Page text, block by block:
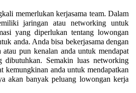
memerlukan kerjasama team. Dalam
jaringan atau networking untuk
yang diperlukan tentang lowongan
anda. Anda bisa bekerjasama dengan
atau pun kenalan anda untuk mendapat
dibutuhkan. Semakin luas networking
kemungkinan anda untuk mendapatkan
akan banyak peluang lowongan kerja